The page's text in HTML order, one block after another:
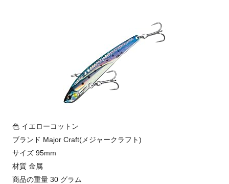
色 イエローコットン
ブランド Major Craft(メジャークラフト)
サイズ 95mm
材質 金属
商品の重量 30 グラム